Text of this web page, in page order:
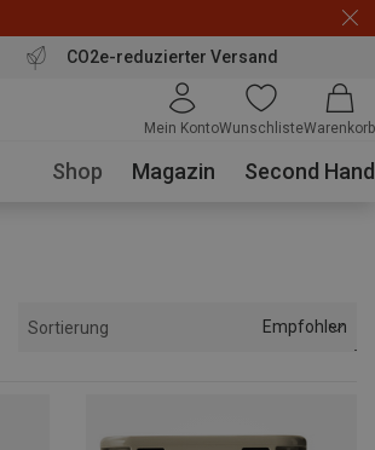
CO2e-reduzierter Versand
Mein KontoWunschlisteWarenkorb
Shop Magazin Second Hand
Sortierung Empfohlen